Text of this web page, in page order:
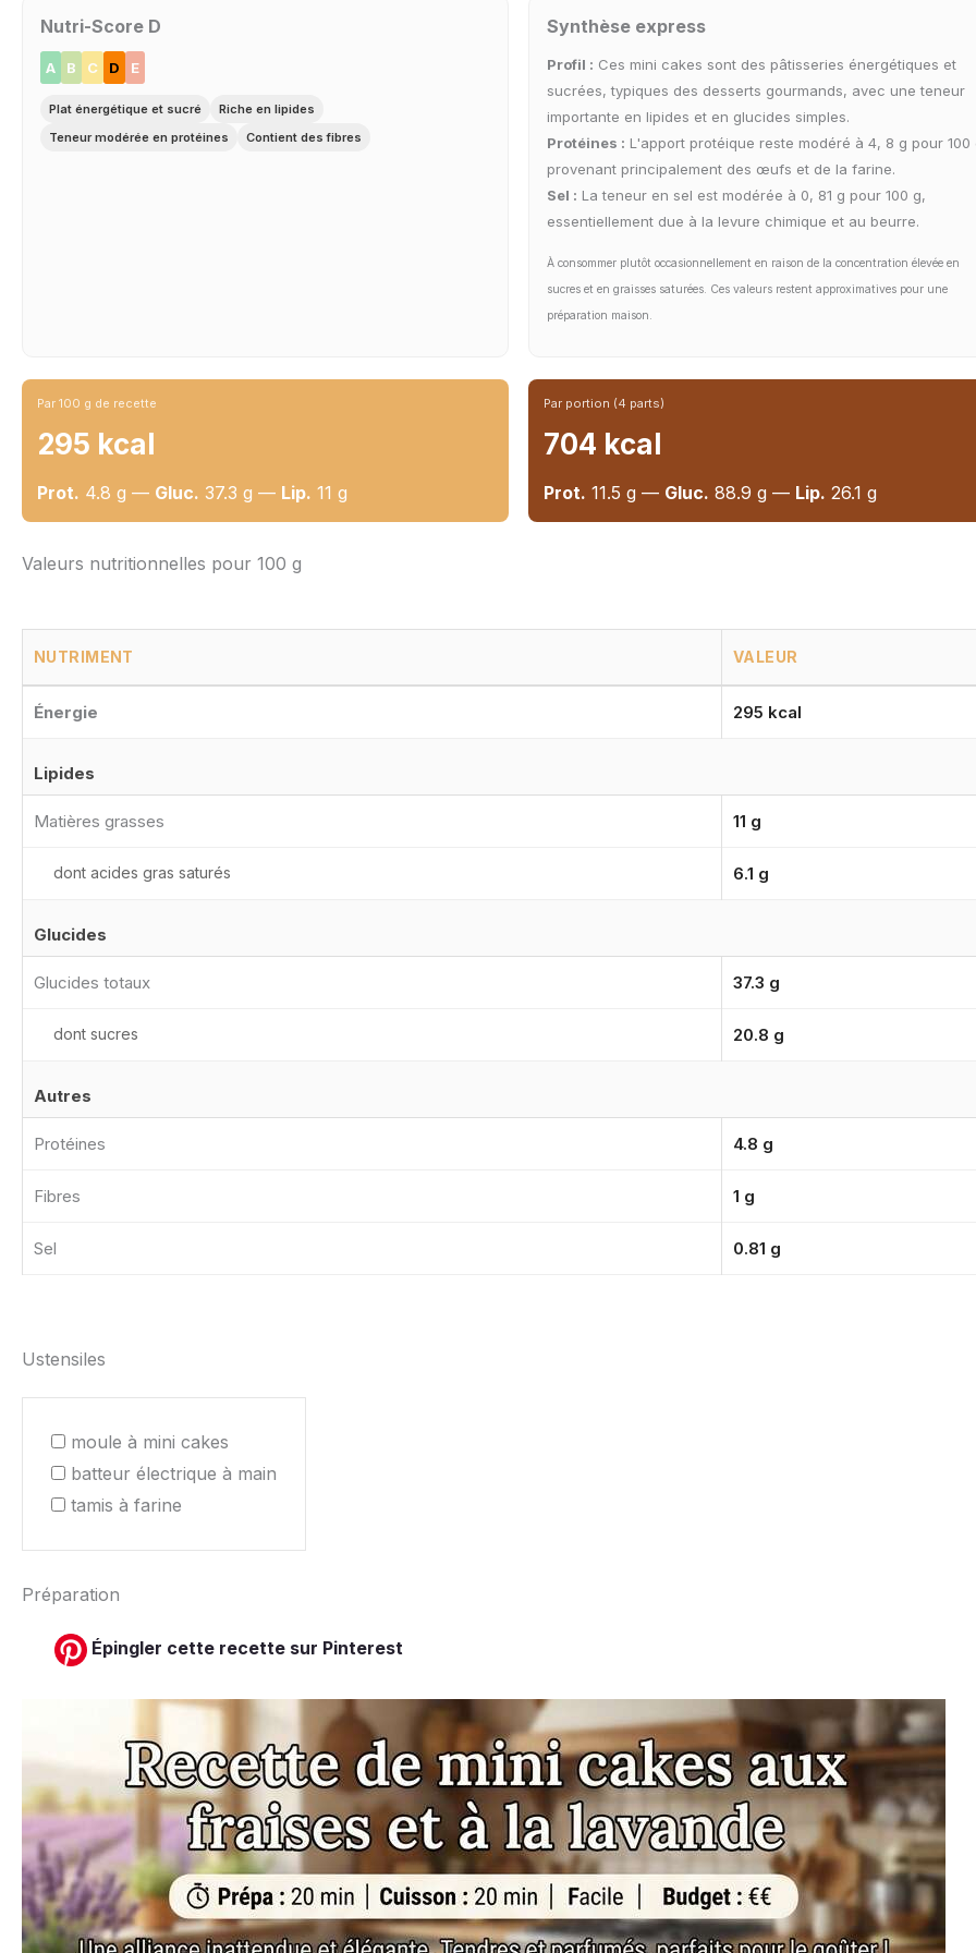
Nutri-Score D
A B C D E
Plat énergétique et sucré
Riche en lipides
Teneur modérée en protéines
Contient des fibres
Synthèse express
Profil : Ces mini cakes sont des pâtisseries énergétiques et
sucrées, typiques des desserts gourmands, avec une teneur
importante en lipides et en glucides simples.
Protéines : L'apport protéique reste modéré à 4, 8 g pour 100
provenant principalement des œufs et de la farine.
Sel : La teneur en sel est modérée à 0, 81 g pour 100 g,
essentiellement due à la levure chimique et au beurre.
À consommer plutôt occasionnellement en raison de la concentration élevée en
sucres et en graisses saturées. Ces valeurs restent approximatives pour une
préparation maison.
Par 100 g de recette
295 kcal
Prot. 4.8 g — Gluc. 37.3 g — Lip. 11 g
Par portion (4 parts)
704 kcal
Prot. 11.5 g — Gluc. 88.9 g — Lip. 26.1 g
Valeurs nutritionnelles pour 100 g
NUTRIMENT VALEUR
Énergie 295 kcal
Lipides
Matières grasses 11 g
dont acides gras saturés 6.1 g
Glucides
Glucides totaux 37.3 g
dont sucres 20.8 g
Autres
Protéines 4.8 g
Fibres 1 g
Sel 0.81 g
Ustensiles
moule à mini cakes
batteur électrique à main
tamis à farine
Préparation
Épingler cette recette sur Pinterest